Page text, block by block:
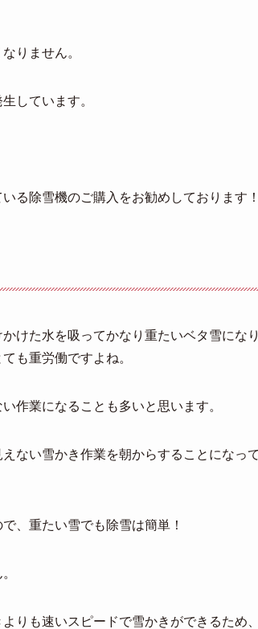
りません。
しています。
る除雪機のご購入をお勧めしております！
けた水を吸ってかなり重たいベタ雪にな
も重労働ですよね。
作業になることも多いと思います。
ない雪かき作業を朝からすることになっ
、重たい雪でも除雪は簡単！
りも速いスピードで雪かきができるため